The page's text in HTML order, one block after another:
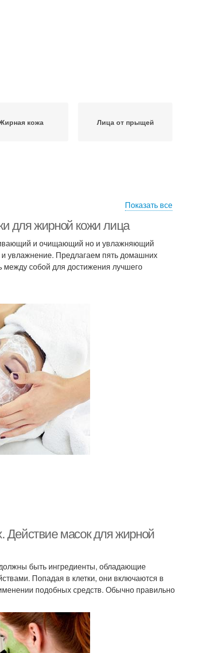
кожа Лица от прыщей
Показать все
для жирной кожи лица
и очищающий но и увлажняющий
увлажнение. Предлагаем пять домашних
собой для достижения лучшего
Действие масок для жирной
быть ингредиенты, обладающие
Попадая в клетки, они включаются в
подобных средств. Обычно правильно